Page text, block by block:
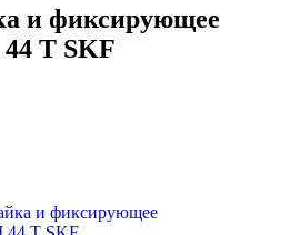
и фиксирующее
T SKF